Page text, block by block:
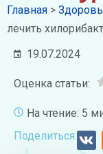
Главная >
лечить
19.07.2024
Оценка статьи:
На чтение: 5
Поделиться: